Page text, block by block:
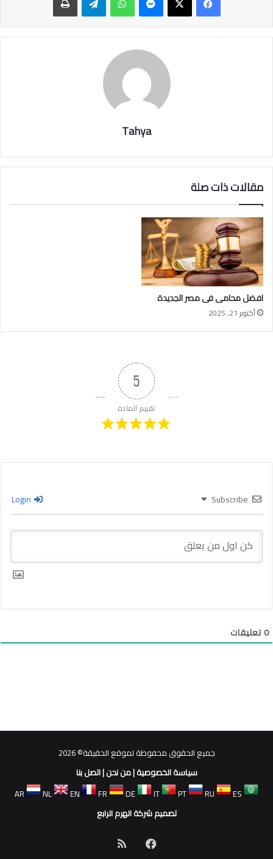
Tahya
مقالات ذات صلة
افضل محامى فى مصر الجديدة
أكتوبر 21, 2025
5
تقييم المادة
Subscribe
0تعليقات
جميع الحقوق محفوظة لموقع الحقيقة© 2026
سياسة الخصوصية|من نحن|اتصل بنا
AR
NL EN FR DE IT PT RU
ES
تصميم شركة الهرم الرابع
فيسبوكملخص